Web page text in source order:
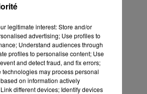
legitimate interest: Store and/or
advertising; Use profiles to
Understand audiences through
profiles to personalise content; Use
and detect fraud, and fix errors;
may process personal
on information actively
different devices; Identify devices